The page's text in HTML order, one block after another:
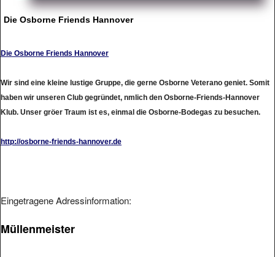
Die Osborne Friends Hannover
Die Osborne Friends Hannover
Wir sind eine kleine lustige Gruppe, die gerne Osborne Veterano geniet. Somit
haben wir unseren Club gegründet, nmlich den Osborne-Friends-Hannover
Klub. Unser gröer Traum ist es, einmal die Osborne-Bodegas zu besuchen.
http://osborne-friends-hannover.de
Eingetragene Adressinformation:
Müllenmeister